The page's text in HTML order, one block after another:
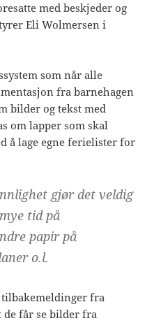
med beskjeder og
Eli Wolmersen i
som når alle
fra barnehagen
bilder og tekst med
om lapper som skal
å lage egne ferielister for
gjør det veldig
tid på
papir på
o.l.
fra
de får se bilder fra